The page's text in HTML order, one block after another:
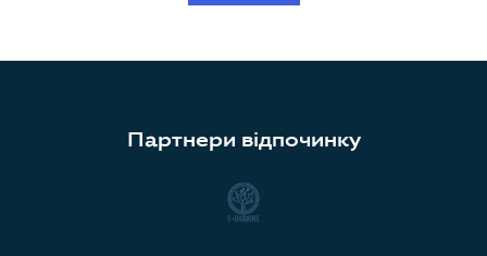
Партнери відпочинку